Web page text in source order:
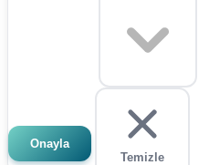
Onayla
Temizle